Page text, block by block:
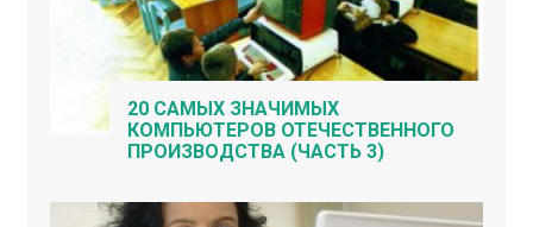
20 САМЫХ ЗНАЧИМЫХ
КОМПЬЮТЕРОВ ОТЕЧЕСТВЕННОГО
ПРОИЗВОДСТВА (ЧАСТЬ 3)